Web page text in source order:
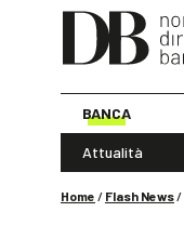
BANCA
Attualità
Home / Flash News/